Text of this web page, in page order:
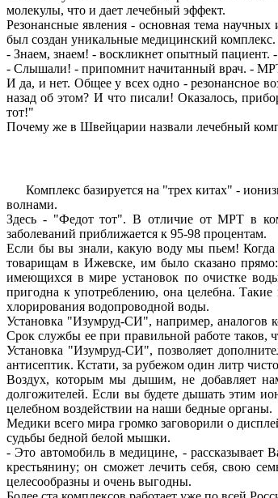
молекулы, что и дает лечебный эффект.
Резонансные явления - основная тема научных
был создан уникальные медицинский
- Знаем, знаем! - воскликнет опытный пациент.
- Слышали! - припомнит начитанный врач. -
И да, и нет. Общее у всех одно - резонансное
назад об этом? И что писали! Оказалось,
тот!"
Почему же в Швейцарии назвали лечебный
Комплекс базируется на "трех китах" -
волнами.
Здесь - "Федот тот". В отличие от МРТ в
заболеваний приближается к 95-98 процентам.
Если бы вы знали, какую воду мы пьем! Когда
товарищам в Ижевске, им было сказано
имеющихся в мире установок по очистке
пригодна к употреблению, она целебна.
хлорирования водопроводной воды.
Установка "Изумруд-СИ", например, аналогов
Срок службы ее при правильной работе таков,
Установка "Изумруд-СИ", позволяет
антисептик. Кстати, за рубежом один литр
Воздух, которым мы дышим, не добавляет
долгожителей. Если вы будете дышать этим
целебном воздействии на наши бедные органы.
Медики всего мира громко заговорили о
судьбы бедной белой мышки.
- Это автомобиль в медицине, - рассказывает
крестьянину; он сможет лечить себя, свою
целесообразны и очень выгодны.